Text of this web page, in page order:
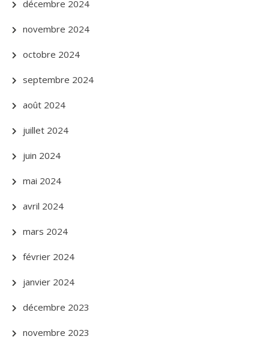
décembre 2024
novembre 2024
octobre 2024
septembre 2024
août 2024
juillet 2024
juin 2024
mai 2024
avril 2024
mars 2024
février 2024
janvier 2024
décembre 2023
novembre 2023